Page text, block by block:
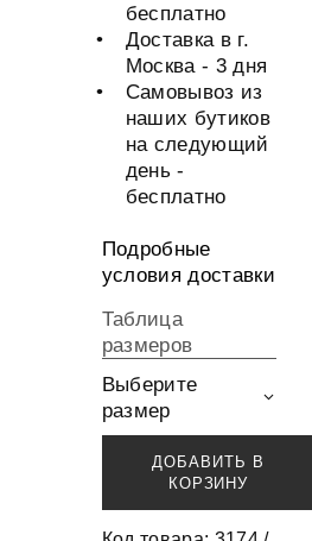
бесплатно
Доставка в г.
Москва - 3 дня
Самовывоз из
наших бутиков
на следующий
день -
бесплатно
Подробные
условия доставки
Таблица
размеров
Выберите
размер
ДОБАВИТЬ В
КОРЗИНУ